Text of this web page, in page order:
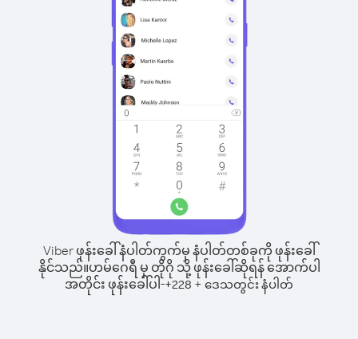
Viber ဖုန်းခေါ်နံပါတ်ကွက်မှ နံပါတ်တစ်ခုကို ဖုန်းခေါ်
နိုင်သည်။ဟမ်ဂေရီ မှ တိုဂို သို့ ဖုန်းခေါ်ဆိုရန် အောက်ပါ
အတိုင်း ဖုန်းခေါ်ပါ-+228 + ဒေသတွင်း နံပါတ်